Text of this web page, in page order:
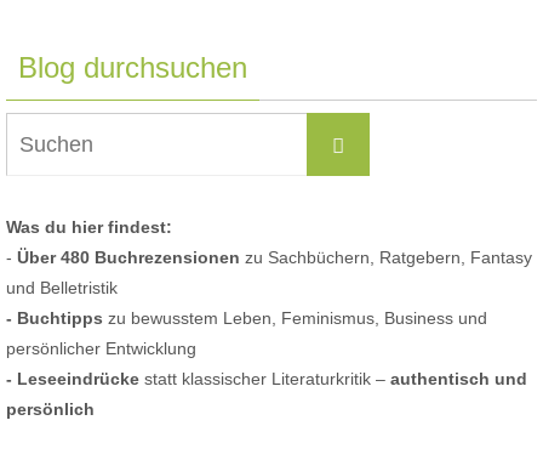
Blog durchsuchen
Suchen
Was du hier findest:
- Über 480 Buchrezensionen zu Sachbüchern, Ratgebern, Fantasy
und Belletristik
- Buchtipps zu bewusstem Leben, Feminismus, Business und
persönlicher Entwicklung
- Leseeindrücke statt klassischer Literaturkritik – authentisch und
persönlich